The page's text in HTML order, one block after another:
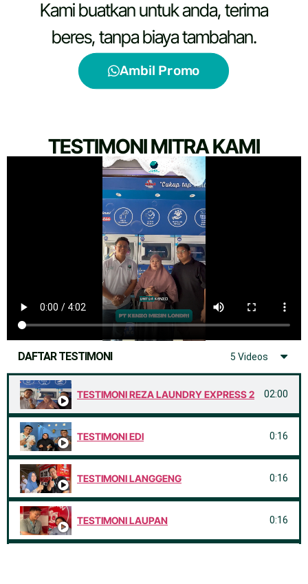
TESTIMONI MITRA KAMI
DAFTAR TESTIMONI 5 Videos
TESTIMONI REZA LAUNDRY EXPRESS 2 02:00
TESTIMONI EDI 0:16
TESTIMONI LANGGENG 0:16
TESTIMONI LAUPAN 0:16
Ambil Promo
Kami buatkan untuk anda, terima
beres, tanpa biaya tambahan.​